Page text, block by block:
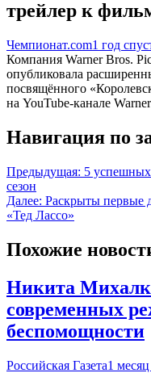
трейлер к
Чемпионат.com1 год
Компания Warner Bros.
опубликовала
посвящённого
на YouTube-канале
Навигация по
Предыдущая: 5 успешных
сезон
Далее: Раскрыты первые
«Тед Лассо»
Похожие
Никита
современных
беспомощности
Российская Газета1